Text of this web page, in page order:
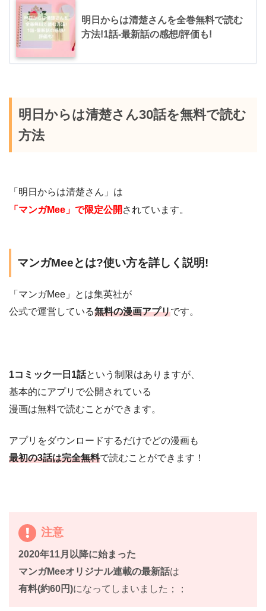
明日からは清楚さんを全巻無料で読む
方法!1話-最新話の感想/評価も!
明日からは清楚さん30話を無料で読む
方法
「明日からは清楚さん」は
「マンガMee」で限定公開 されています。
マンガMeeとは?使い方を詳しく説明!
「マンガMee」とは集英社が
公式で運営している無料の漫画アプリです。
1コミック一日1話という制限はありますが、
基本的にアプリで公開されている
漫画は無料で読むことができます。
アプリをダウンロードするだけでどの漫画も
最初の3話は完全無料で読むことができます！
注意
2020年11月以降に始まった
マンガMeeオリジナル連載の最新話は
有料(約60円)になってしまいました；；